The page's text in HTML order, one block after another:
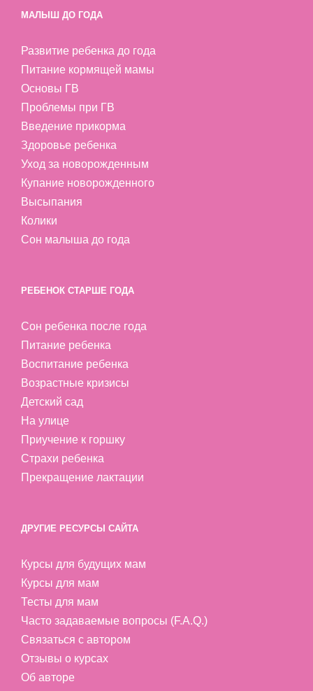
МАЛЫШ ДО ГОДА
Развитие ребенка до года
Питание кормящей мамы
Основы ГВ
Проблемы при ГВ
Введение прикорма
Здоровье ребенка
Уход за новорожденным
Купание новорожденного
Высыпания
Колики
Сон малыша до года
РЕБЕНОК СТАРШЕ ГОДА
Сон ребенка после года
Питание ребенка
Воспитание ребенка
Возрастные кризисы
Детский сад
На улице
Приучение к горшку
Страхи ребенка
Прекращение лактации
ДРУГИЕ РЕСУРСЫ САЙТА
Курсы для будущих мам
Курсы для мам
Тесты для мам
Часто задаваемые вопросы (F.A.Q.)
Связаться с автором
Отзывы о курсах
Об авторе